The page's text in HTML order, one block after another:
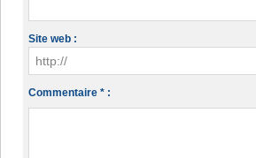
Site web :
Commentaire * :